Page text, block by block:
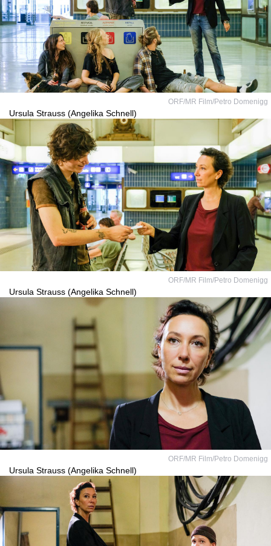
ORF/MR Film/Petro Domenigg
Ursula Strauss (Angelika Schnell)
ORF/MR Film/Petro Domenigg
Ursula Strauss (Angelika Schnell)
ORF/MR Film/Petro Domenigg
Ursula Strauss (Angelika Schnell)